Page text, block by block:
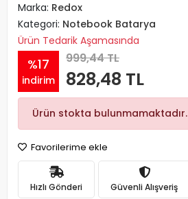
Marka: Redox
Kategori: Notebook Batarya
Ürün Tedarik Aşamasında
%17
indirim
999,44 TL
828,48 TL
Ürün stokta bulunmamaktadır.
Favorilerime ekle
Hızlı Gönderi Güvenli Alışveriş